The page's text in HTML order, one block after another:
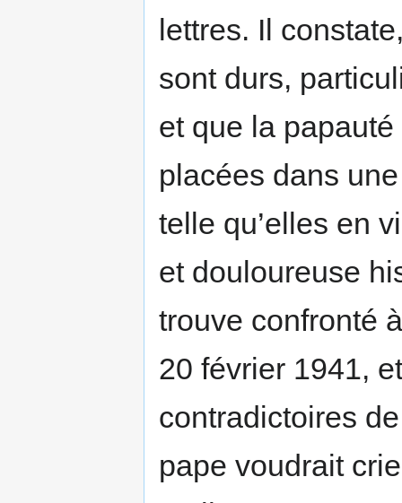
lettres. Il
sont durs,
et que la
placées dans
telle qu’elles en
et douloureuse
trouve confronté
20 février 1941,
contradictoires
pape voudrait